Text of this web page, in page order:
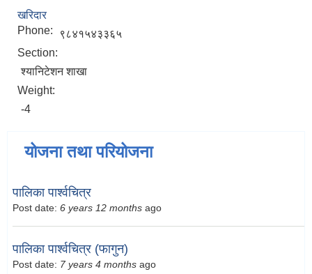
खरिदार
Phone:
९८४१५४३३६५
Section:
श्यानिटेशन शाखा
Weight:
-4
योजना तथा परियोजना
पालिका पार्श्वचित्र
Post date: 6 years 12 months ago
पालिका पार्श्वचित्र (फागुन)
Post date: 7 years 4 months ago